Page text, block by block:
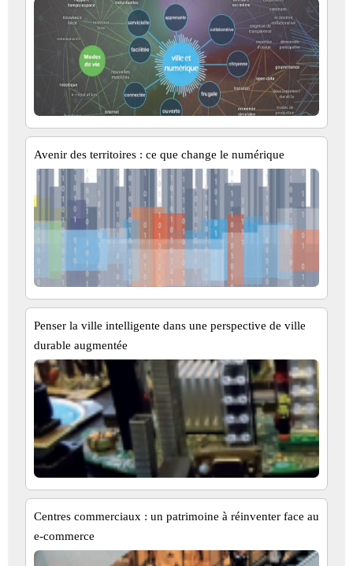
Avenir des territoires : ce que change le numérique
Penser la ville intelligente dans une perspective de ville
durable augmentée
Centres commerciaux : un patrimoine à réinventer face au
e-commerce